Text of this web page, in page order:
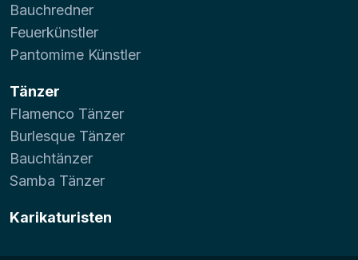
Bauchredner
Feuerkünstler
Pantomime Künstler
Tänzer
Flamenco Tänzer
Burlesque Tänzer
Bauchtänzer
Samba Tänzer
Karikaturisten